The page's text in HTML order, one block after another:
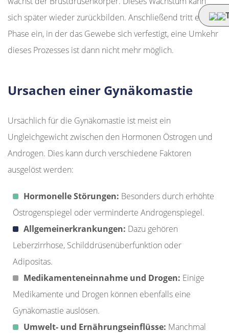
sich später wieder zurückbilden. Anschließend tritt eine
Phase ein, in der das Gewebe sich verfestigt, eine Umkehr
dieses Prozesses ist dann nicht mehr möglich.
Ursachen einer Gynäkomastie
Ursächlich für die Gynäkomastie ist meist ein
Ungleichgewicht zwischen den Hormonen Östrogen und
Androgen. Dies kann durch verschiedene Faktoren
ausgelöst werden:
Hormonelle Störungen: Besonders durch erhöhte
Östrogenspiegel oder verminderte Androgenspiegel.
Allgemeinerkrankungen: Dazu gehören
Leberzirrhose, Schilddrüsenüberfunktion oder
Adipositas.
Medikamenteneinnahme und Drogen: Einige
Medikamente und Drogen können ebenfalls eine
Gynäkomastie auslösen.
Umwelt- und Ernährungseinflüsse: Manchmal